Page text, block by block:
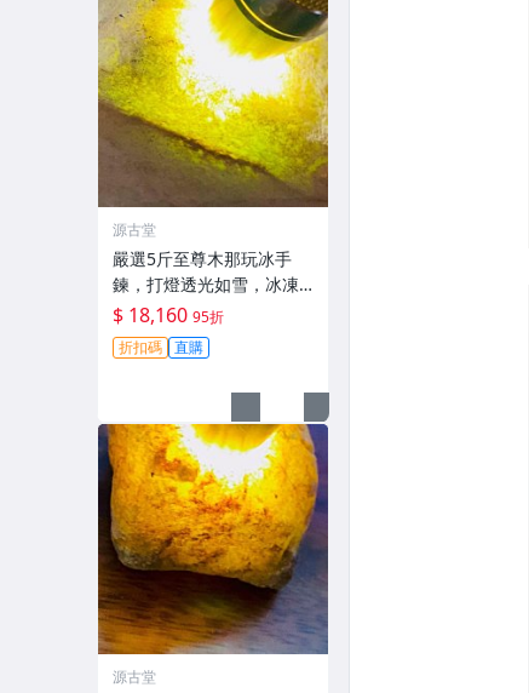
源古堂
嚴選5斤至尊木那玩冰手
鍊，打燈透光如雪，冰凍
底色，沉穩厚重，推薦收
藏級天然A貨翡翠手鍊#翡
翠#天然A貨#手鍊
$ 18,160 95折
折扣碼 直購
源古堂